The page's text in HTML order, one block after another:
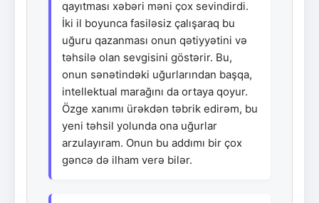
qayıtması xəbəri məni çox sevindirdi.
İki il boyunca fasiləsiz çalışaraq bu
uğuru qazanması onun qətiyyətini və
təhsilə olan sevgisini göstərir. Bu,
onun sənətindəki uğurlarından başqa,
intellektual marağını da ortaya qoyur.
Özge xanımı ürəkdən təbrik edirəm, bu
yeni təhsil yolunda ona uğurlar
arzulayıram. Onun bu addımı bir çox
gəncə də ilham verə bilər.